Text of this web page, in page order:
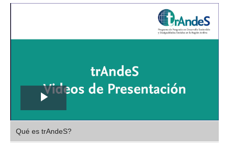
Play
Video
Qué es trAndeS?